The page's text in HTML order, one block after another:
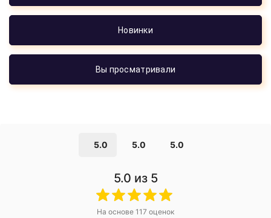
Новинки
Вы просматривали
5.0 5.0
5.0 из 5
На основе 117 оценок